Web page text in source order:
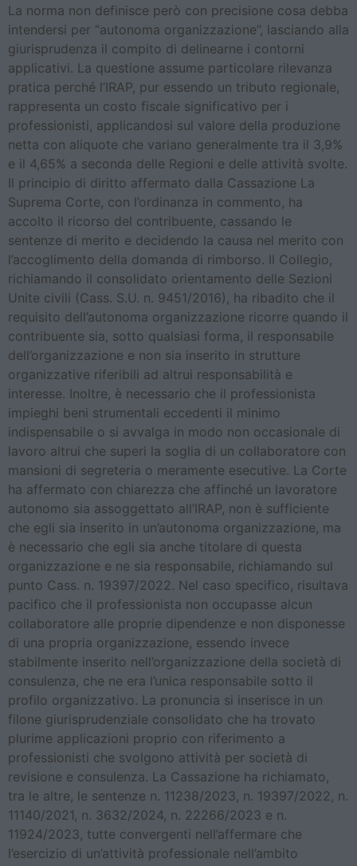
La norma non definisce però con precisione cosa debba
intendersi per “autonoma organizzazione”, lasciando alla
giurisprudenza il compito di delinearne i contorni
applicativi. La questione assume particolare rilevanza
pratica perché l’IRAP, pur essendo un tributo regionale,
rappresenta un costo fiscale significativo per i
professionisti, applicandosi sul valore della produzione
netta con aliquote che variano generalmente tra il 3,9%
e il 4,65% a seconda delle Regioni e delle attività svolte.
Il principio di diritto affermato dalla Cassazione La
Suprema Corte, con l’ordinanza in commento, ha
accolto il ricorso del contribuente, cassando le
sentenze di merito e decidendo la causa nel merito con
l’accoglimento della domanda di rimborso. Il Collegio,
richiamando il consolidato orientamento delle Sezioni
Unite civili (Cass. S.U. n. 9451/2016), ha ribadito che il
requisito dell’autonoma organizzazione ricorre quando il
contribuente sia, sotto qualsiasi forma, il responsabile
dell’organizzazione e non sia inserito in strutture
organizzative riferibili ad altrui responsabilità e
interesse. Inoltre, è necessario che il professionista
impieghi beni strumentali eccedenti il minimo
indispensabile o si avvalga in modo non occasionale di
lavoro altrui che superi la soglia di un collaboratore con
mansioni di segreteria o meramente esecutive. La Corte
ha affermato con chiarezza che affinché un lavoratore
autonomo sia assoggettato all’IRAP, non è sufficiente
che egli sia inserito in un’autonoma organizzazione, ma
è necessario che egli sia anche titolare di questa
organizzazione e ne sia responsabile, richiamando sul
punto Cass. n. 19397/2022. Nel caso specifico, risultava
pacifico che il professionista non occupasse alcun
collaboratore alle proprie dipendenze e non disponesse
di una propria organizzazione, essendo invece
stabilmente inserito nell’organizzazione della società di
consulenza, che ne era l’unica responsabile sotto il
profilo organizzativo. La pronuncia si inserisce in un
filone giurisprudenziale consolidato che ha trovato
plurime applicazioni proprio con riferimento a
professionisti che svolgono attività per società di
revisione e consulenza. La Cassazione ha richiamato,
tra le altre, le sentenze n. 11238/2023, n. 19397/2022, n.
11140/2021, n. 3632/2024, n. 22266/2023 e n.
11924/2023, tutte convergenti nell’affermare che
l’esercizio di un’attività professionale nell’ambito